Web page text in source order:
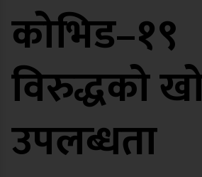
कोभिड–१९
विरुद्धको
उपलब्धता